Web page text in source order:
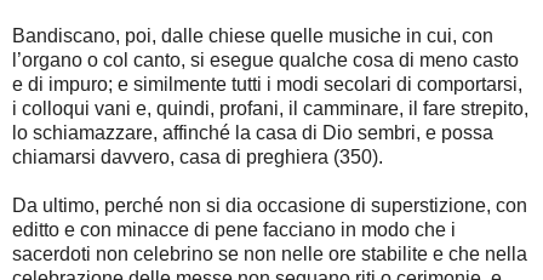
Bandiscano, poi, dalle chiese quelle musiche in cui, con
l’organo o col canto, si esegue qualche cosa di meno casto
e di impuro; e similmente tutti i modi secolari di comportarsi,
i colloqui vani e, quindi, profani, il camminare, il fare strepito,
lo schiamazzare, affinché la casa di Dio sembri, e possa
chiamarsi davvero, casa di preghiera (350).
Da ultimo, perché non si dia occasione di superstizione, con
editto e con minacce di pene facciano in modo che i
sacerdoti non celebrino se non nelle ore stabilite e che nella